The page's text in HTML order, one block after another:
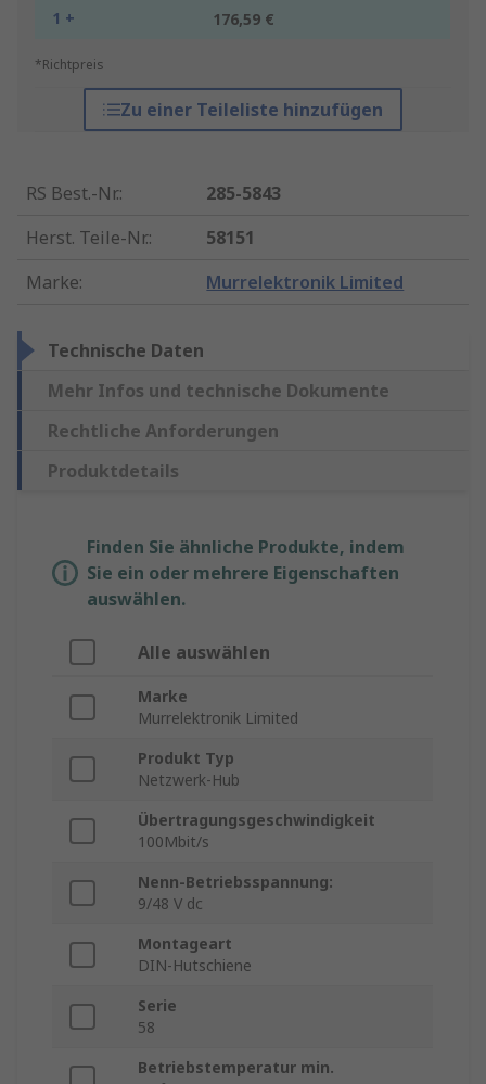
1 + 176,59 €
*Richtpreis
Zu einer Teileliste hinzufügen
RS Best.-Nr.:
285-5843
Herst. Teile-Nr.:
58151
Marke: Murrelektronik Limited
Technische Daten
Mehr Infos und technische Dokumente
Rechtliche Anforderungen
Produktdetails
Finden Sie ähnliche Produkte, indem
Sie ein oder mehrere Eigenschaften
auswählen.
Alle auswählen
Marke
Murrelektronik Limited
Produkt Typ
Netzwerk-Hub
Übertragungsgeschwindigkeit
100Mbit/s
Nenn-Betriebsspannung:
9/48 V dc
Montageart
DIN-Hutschiene
Serie
58
Betriebstemperatur min.